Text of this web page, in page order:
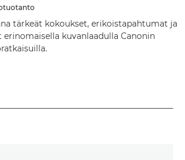
tärkeät kokoukset, erikoistapahtumat ja
erinomaisella kuvanlaadulla Canonin